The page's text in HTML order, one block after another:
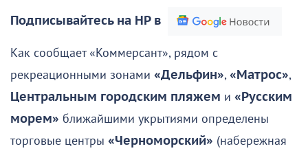
Подписывайтесь на НР в
Как сообщает «Коммерсант», рядом с
рекреационными зонами «Дельфин»,«Матрос»,
Центральным городским пляжем и «Русским
морем» ближайшими укрытиями определены
торговые центры «Черноморский» (набережная